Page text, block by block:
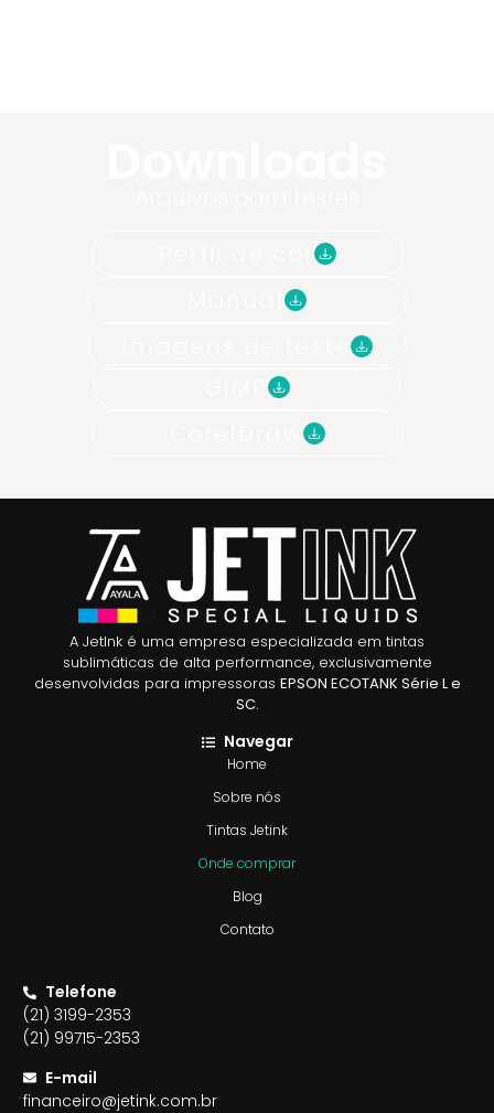
A JetInk é uma empresa especializada em tintas
sublimáticas de alta performance, exclusivamente
desenvolvidas para impressoras EPSON ECOTANK Série L e
SC.
Navegar
Home
Sobre nós
Tintas Jetink
Onde comprar
Blog
Contato
Telefone
(21) 3199-2353
(21) 99715-2353
E-mail
financeiro@jetink.com.br